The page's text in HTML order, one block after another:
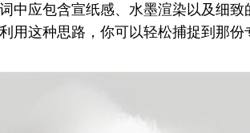
中应包含宣纸感、水墨渲染以及细
这种思路，你可以轻松捕捉到那份